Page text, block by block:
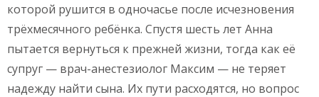
которой рушится в одночасье после исчезновения
трёхмесячного ребёнка. Спустя шесть лет Анна
пытается вернуться к прежней жизни, тогда как её
супруг — врач-анестезиолог Максим — не теряет
надежду найти сына. Их пути расходятся, но вопрос